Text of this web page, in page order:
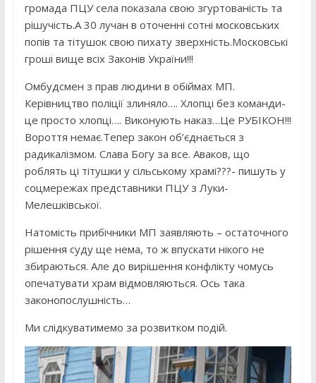
громада ПЦУ села показала свою згуртованість та
рішучість.А 30 лучан в оточенні сотні московських
попів та тітушок свою пихату зверхність.Московські
гроші вище всіх Законів України!!!
Омбудсмен з прав людини в обіймах МП.
Керівництво поліції злиняло…. Хлопці без команди-
це просто хлопці…. Виконують наказ…Це РУБІКОН!!!
Вороття немає.Тепер закон об’єднається з
радикалізмом. Слава Богу за все. Аваков, що
роблять ці тітушки у сільському храмі???- пишуть у
соцмережах представники ПЦУ з Луки-
Мелешківської.
Натомість прибічники МП заявляють – остаточного
рішення суду ще нема, то ж впускати нікого не
збираються. Але до вирішення конфлікту чомусь
опечатувати храм відмовляються. Ось така
законопослушність…
Ми слідкуватимемо за розвитком подій.